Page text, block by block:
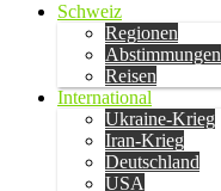
Schweiz
Regionen
Abstimmungen
Reisen
International
Ukraine-Krieg
Iran-Krieg
Deutschland
USA